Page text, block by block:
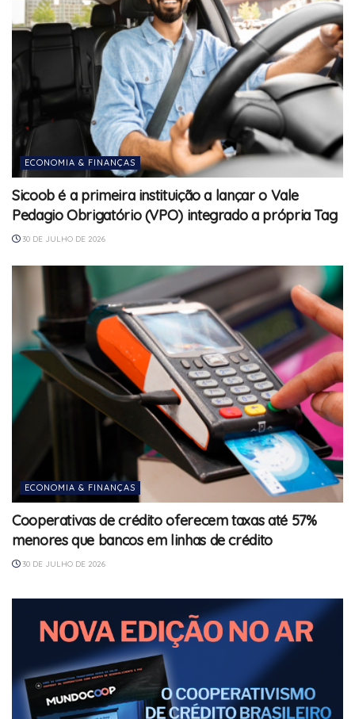
ECONOMIA & FINANÇAS
Sicoob é a primeira instituição a lançar o Vale
Pedagio Obrigatório (VPO) integrado a própria Tag
30 DE JULHO DE 2026
ECONOMIA & FINANÇAS
Cooperativas de crédito oferecem taxas até 57%
menores que bancos em linhas de crédito
30 DE JULHO DE 2026